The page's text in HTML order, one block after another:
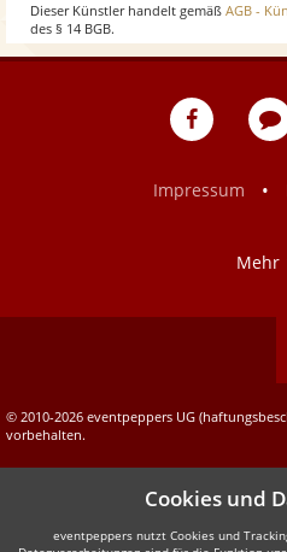
Dieser Künstler handelt gemäß AGB -
des § 14 BGB.
Impressum
•
Mehr
© 2010-2026 eventpeppers UG
vorbehalten.
Cookies und
eventpeppers nutzt Cookies und